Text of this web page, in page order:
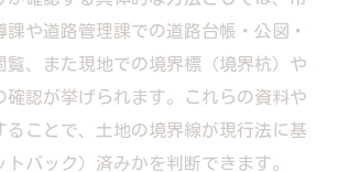
課や道路管理課での道路台帳・公図・
覧、また現地での境界標（境界杭）や
確認が挙げられます。これらの資料や
ることで、土地の境界線が現行法に基
バック）済みかを判断できます。